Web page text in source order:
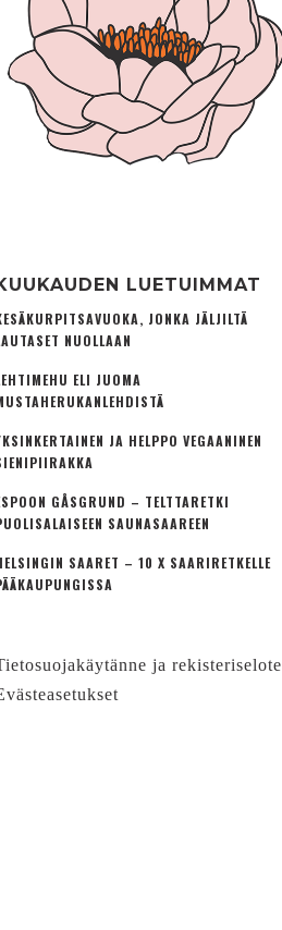
LUETUIMMAT
JONKA JÄLJILTÄ
NUOLLAAN
ELI JUOMA
JA HELPPO VEGAANINEN
GÅSGRUND – TELTTARETKI
SAUNASAAREEN
SAARET – 10 X SAARIRETKELLE
ja rekisteriselote